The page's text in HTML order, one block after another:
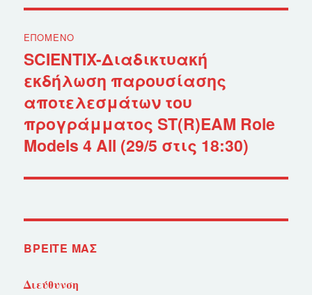
ΕΠΌΜΕΝΟ
Επόμενο
άρθρο:
SCIENTIX-Διαδικτυακή
εκδήλωση παρουσίασης
αποτελεσμάτων του
προγράμματος ST(R)EAM Role
Models 4 All (29/5 στις 18:30)
ΒΡΕΊΤΕ ΜΑΣ
Διεύθυνση